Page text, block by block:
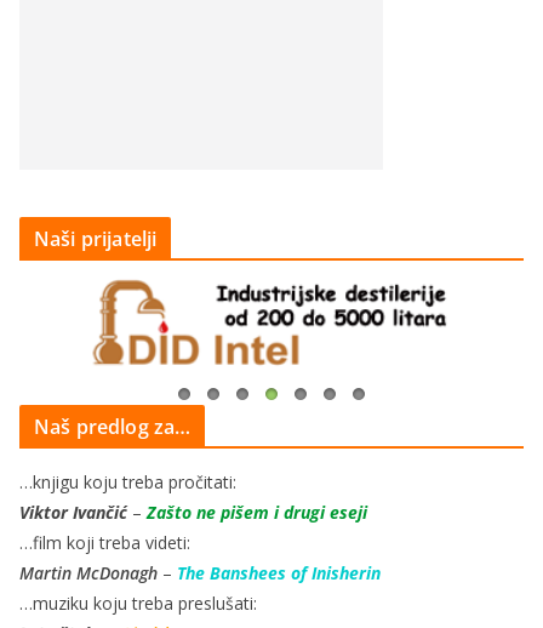
Naši prijatelji
Naš predlog za…
…knjigu koju treba pročitati:
Viktor Ivančić–Zašto ne pišem i drugi eseji
…film koji treba videti:
Martin McDonagh – The Banshees of Inisherin
…muziku koju treba preslušati: